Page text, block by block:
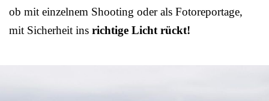
ob mit einzelnem Shooting oder als Fotoreportage,
mit Sicherheit ins richtige Licht rückt!